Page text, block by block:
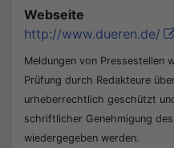
Webseite
http://www.dueren.de/
Meldungen von Pressestellen
Prüfung durch Redakteure
urheberrechtlich geschützt
schriftlicher Genehmigung
wiedergegeben werden.